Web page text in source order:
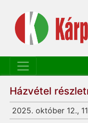
Házvétel
2025. október 12.,